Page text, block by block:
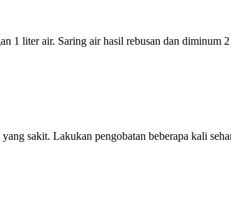
1 liter air. Saring air hasil rebusan dan diminum
sakit. Lakukan pengobatan beberapa kali